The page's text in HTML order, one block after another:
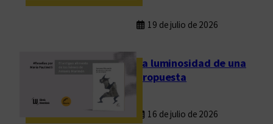
19 de julio de 2026
La luminosidad de una
propuesta
16 de julio de 2026